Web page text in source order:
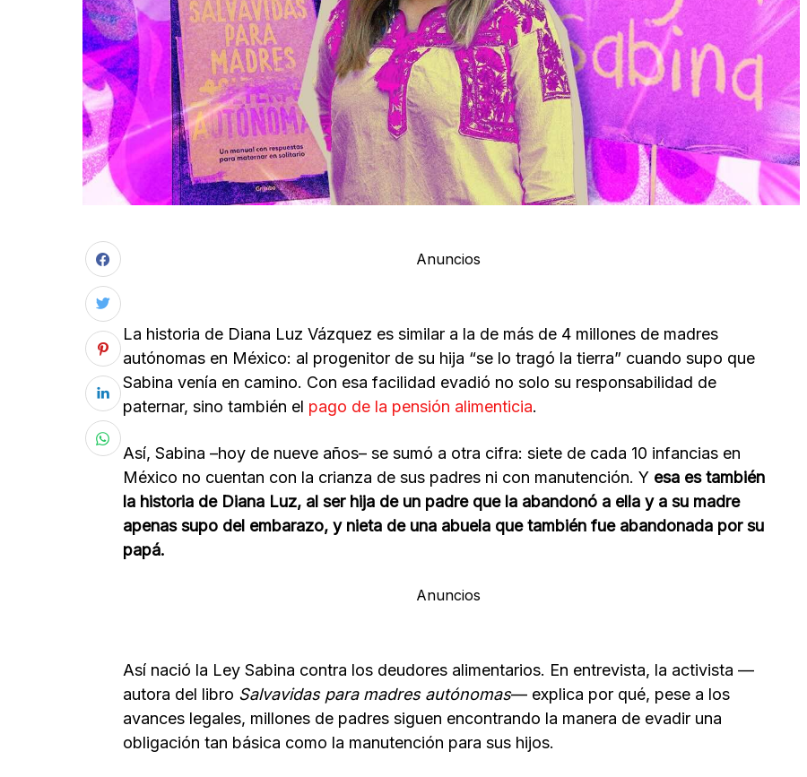
Anuncios
La historia de Diana Luz Vázquez es similar a la de más de 4 millones de madres
autónomas en México: al progenitor de su hija “se lo tragó la tierra” cuando supo que
Sabina venía en camino. Con esa facilidad evadió no solo su responsabilidad de
paternar, sino también el pago de la pensión alimenticia.
Así, Sabina –hoy de nueve años– se sumó a otra cifra: siete de cada 10 infancias en
México no cuentan con la crianza de sus padres ni con manutención. Y esa es también
la historia de Diana Luz, al ser hija de un padre que la abandonó a ella y a su madre
apenas supo del embarazo, y nieta de una abuela que también fue abandonada por su
papá.
Anuncios
Así nació la Ley Sabina contra los deudores alimentarios. En entrevista, la activista —
autora del libro Salvavidas para madres autónomas— explica por qué, pese a los
avances legales, millones de padres siguen encontrando la manera de evadir una
obligación tan básica como la manutención para sus hijos.